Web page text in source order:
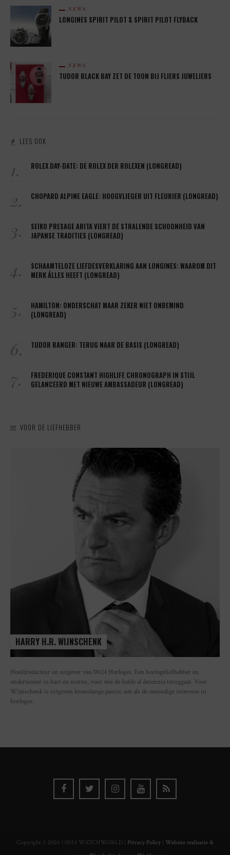
NEWS
LONGINES SPIRIT PILOT & SPIRIT PILOT FLYBACK
NEWS
TUDOR BLACK BAY ZET DE TOON BIJ FLIERS JUWELIERS
LEES OOK
1. ROLEX DAY-DATE: DE ROLEX DER ROLEXEN (LONGREAD)
2. CHOPARD ALPINE EAGLE: HOOGVLIEGER UIT FLEURIER (LONGREAD)
3.
SEIKO PRESAGE ARITA VIERT DE STRALENDE SCHOONHEID VAN
JAPANSE TRADITIES (LONGREAD)
4.
SCHAAMTELOZE LIEFDESVERKLARING AAN LONGINES: WAAROM DIT
MERK ÁLLES HEEFT (LONGREAD)
5.
HAMILTON: ONDERSCHAT MAAR ZEKER NIET ONBEMIND
(LONGREAD)
6. TUDOR RANGER: TERUG NAAR DE BASIS (LONGREAD)
7.
FREDERIQUE CONSTANT HIGHLIFE CHRONOGRAPH IN STIJL
GELANCEERD MET NIEUWE AMBASSADEUR (LONGREAD)
VOOR DE LIEFHEBBER
HARRY H.R. WIJNSCHENK
Hoofdredacteur en uitgever van 0024 Horloges. Een horlogeliefhebber en
ondernemer in hart en nieren, voor wie de liefde al decennia teruggaat. Voor
Wijnschenk is uitgeven levenslange passie, net als de oneindige interesse in
horloges.
Copyright © 2026 | 0024 WATCHWORLD | Privacy Policy
Website realisatie &